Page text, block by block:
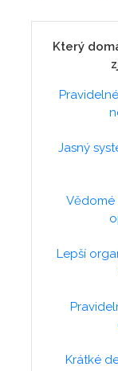
Který
Jasný
Vědomé
Lepší
Krátké